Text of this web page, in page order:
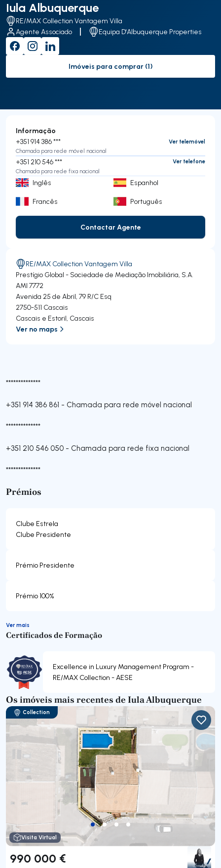
Iula Albuquerque
RE/MAX Collection Vantagem Villa
Agente Associado
Equipa D'Albuquerque Properties
to-buy-listing
Imóveis para comprar (1)
**************
+351 914 386 861 - Chamada para rede móvel nacional
**************
+351 210 546 050 - Chamada para rede fixa nacional
**************
Prémios
Clube Estrela
Clube Presidente
Prémio Presidente
Prémio 100%
Ver mais
Certificados de Formação
Excellence in Luxury Management Program -
RE/MAX Collection - AESE
Os imóveis mais recentes de Iula Albuquerque
Collection
Visita Virtual
990 000 €
Informação
+351 914 386 ***
Ver telemóvel
Chamada para rede móvel nacional
+351 210 546 ***
Ver telefone
Chamada para rede fixa nacional
Inglês Espanhol
Francês Português
Contactar Agente
Contactar Agente
RE/MAX Collection Vantagem Villa
Prestígio Global - Sociedade de Mediação Imobiliária, S.A.
AMI 7772
Avenida 25 de Abril, 79 R/C Esq
2750-511 Cascais
Cascais e Estoril, Cascais
Ver no maps